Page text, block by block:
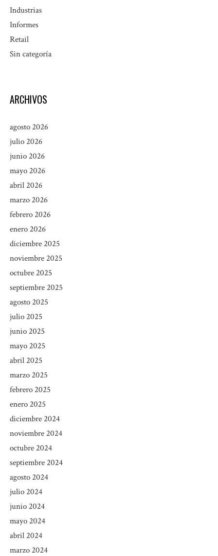
Industrias
Informes
Retail
Sin categoría
ARCHIVOS
agosto 2026
julio 2026
junio 2026
mayo 2026
abril 2026
marzo 2026
febrero 2026
enero 2026
diciembre 2025
noviembre 2025
octubre 2025
septiembre 2025
agosto 2025
julio 2025
junio 2025
mayo 2025
abril 2025
marzo 2025
febrero 2025
enero 2025
diciembre 2024
noviembre 2024
octubre 2024
septiembre 2024
agosto 2024
julio 2024
junio 2024
mayo 2024
abril 2024
marzo 2024